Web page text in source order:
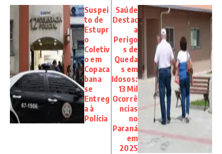
Suspei
to de
Estupr
o
Coletiv
o em
Copaca
bana
se
Entreg
a à
Polícia
Saúde
Destac
a
Perigo
s de
Queda
s em
Idosos:
13 Mil
Ocorrê
ncias
no
Paraná
em
2025